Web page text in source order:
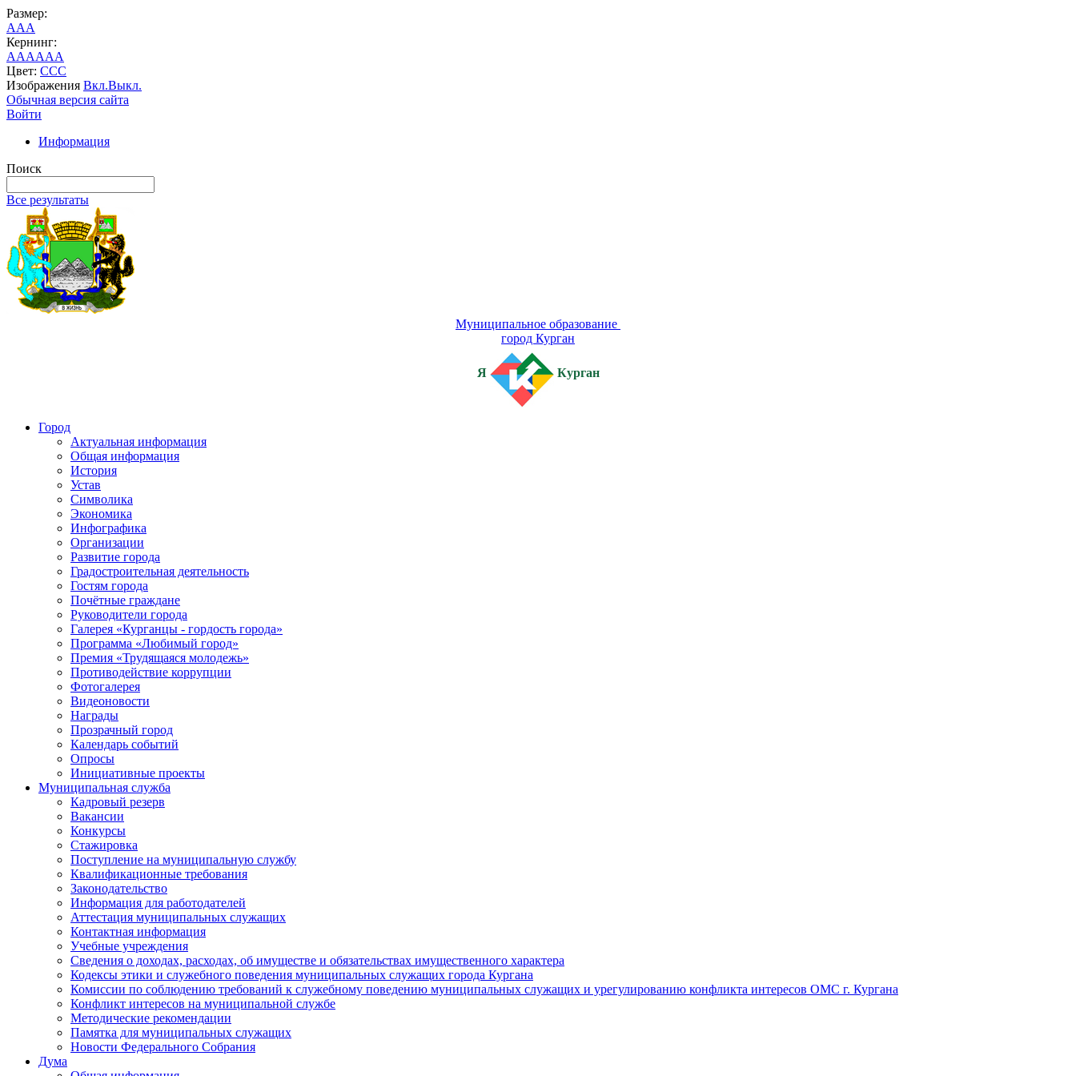
Размер:
AAA
Кернинг:
AAAAAA
Цвет: CCC
Изображения Вкл.Выкл.
Обычная версия сайта
Войти
Информация
Поиск
Все результаты
Муниципальное образование
город Курган
Я Курган
Город
Актуальная информация
Общая информация
История
Устав
Символика
Экономика
Инфографика
Организации
Развитие города
Градостроительная деятельность
Гостям города
Почётные граждане
Руководители города
Галерея «Курганцы - гордость города»
Программа «Любимый город»
Премия «Трудящаяся молодежь»
Противодействие коррупции
Фотогалерея
Видеоновости
Награды
Прозрачный город
Календарь событий
Опросы
Инициативные проекты
Муниципальная служба
Кадровый резерв
Вакансии
Конкурсы
Стажировка
Поступление на муниципальную службу
Квалификационные требования
Законодательство
Информация для работодателей
Аттестация муниципальных служащих
Контактная информация
Учебные учреждения
Сведения о доходах, расходах, об имуществе и обязательствах имущественного характера
Кодексы этики и служебного поведения муниципальных служащих города Кургана
Комиссии по соблюдению требований к служебному поведению муниципальных служащих и урегулированию конфликта интересов ОМС г. Кургана
Конфликт интересов на муниципальной службе
Методические рекомендации
Памятка для муниципальных служащих
Новости Федерального Cобрания
Дума